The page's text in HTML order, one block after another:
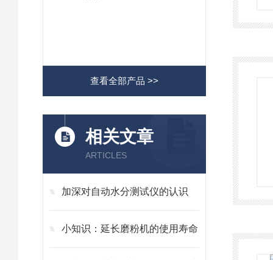
查看全部产品 >>
相关文章
ARTICLES
加深对自动水分测试仪的认识
小知识：延长磨粉机的使用寿命